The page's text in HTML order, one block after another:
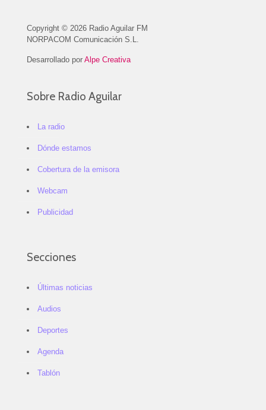
Copyright © 2026 Radio Aguilar FM
NORPACOM Comunicación S.L.
Desarrollado por Alpe Creativa
Sobre Radio Aguilar
La radio
Dónde estamos
Cobertura de la emisora
Webcam
Publicidad
Secciones
Últimas noticias
Audios
Deportes
Agenda
Tablón